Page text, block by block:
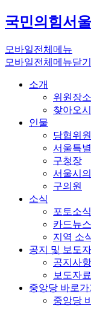
국민의힘서
모바일전체메뉴
모바일전체메뉴닫기
소개
위원장
찾아오
인물
당협위
서울특
구청장
서울시
구의원
소식
포토소식
카드뉴스
지역 소
공지 및 보도
공지사항
보도자료
중앙당 바로가
중앙당